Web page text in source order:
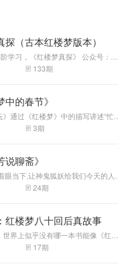
探（古本红楼梦版本）
学习，《红楼梦真探》​ 公众号：文
传播红楼梦文化，探究石头记谜团。
似海，从此探佚是日常。 一部分版本
133期
中的春节》
》通过《红楼梦》中的描写讲述“忙
来以及传统节日的民俗习惯。春节是
的传统节日，几千年以来它深刻影响
和很多少数民族以及东亚的一些国家
要举行各种活动以示庆祝，这些活动
祭奠祖先、除旧布新、迎禧接福、
主要内容，活动丰富多彩，带有浓郁
。但在民间，人们从农历腊月初八就
家宴的菜色等，周岭一一讲述。
3期
说聊斋》
眼当下,让神鬼狐妖给我们今天的人指
幻的世界中去寻求现实人生的答案。
24期
红楼梦八十回后真故事
界上似乎没有哪一本书能像《红楼
起人们喋喋不休的争论，也没有哪一
红楼梦》这样引发那么多人关注和研
17期